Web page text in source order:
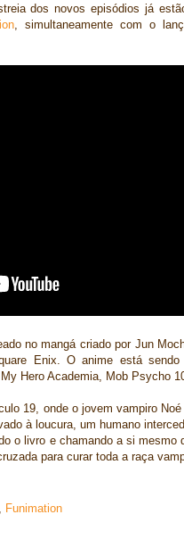
dos novos episódios já
, simultaneamente com o
no mangá criado por Jun
Enix. O anime está sendo
Hero Academia, Mob Psycho
19, onde o jovem vampiro
à loucura, um humano
o livro e chamando a si mesmo
para curar toda a raça
, Funimation